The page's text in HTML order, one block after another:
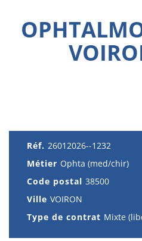
Réf. 26012026--1232
Métier Ophta (med/chir)
Code postal 38500
Ville VOIRON
Type de contrat Mixte